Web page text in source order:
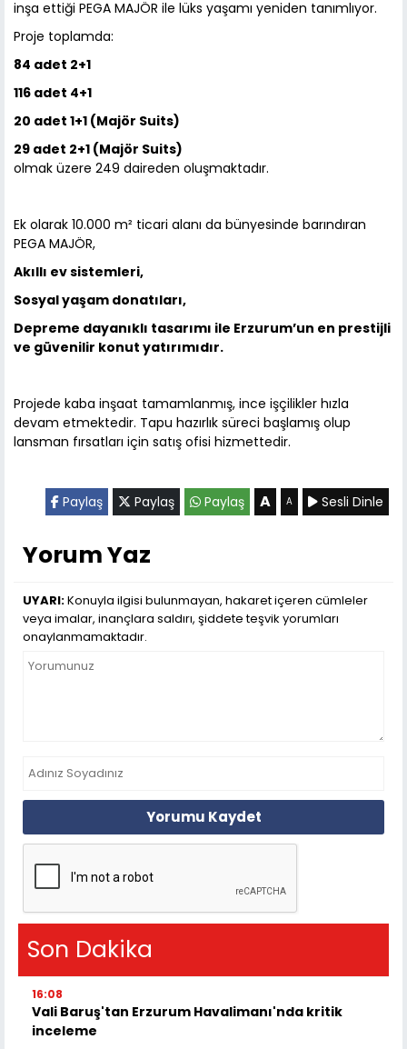
inşa ettiği PEGA MAJÖR ile lüks yaşamı yeniden tanımlıyor.
Proje toplamda:
84 adet 2+1
116 adet 4+1
20 adet 1+1 (Majör Suits)
29 adet 2+1 (Majör Suits)
olmak üzere 249 daireden oluşmaktadır.
Ek olarak 10.000 m² ticari alanı da bünyesinde barındıran
PEGA MAJÖR,
Akıllı ev sistemleri,
Sosyal yaşam donatıları,
Depreme dayanıklı tasarımı ile Erzurum’un en prestijli
ve güvenilir konut yatırımıdır.
Projede kaba inşaat tamamlanmış, ince işçilikler hızla
devam etmektedir. Tapu hazırlık süreci başlamış olup
lansman fırsatları için satış ofisi hizmettedir.
Paylaş Paylaş Paylaş A A Sesli Dinle
Yorum Yaz
UYARI:Konuyla ilgisi bulunmayan, hakaret içeren cümleler
veya imalar, inançlara saldırı, şiddete teşvik yorumları
onaylanmamaktadır.
Yorumu Kaydet
Son Dakika
16:08
Vali Baruş'tan Erzurum Havalimanı'nda kritik
inceleme